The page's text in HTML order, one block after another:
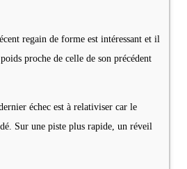
regain de forme est intéressant et il
proche de celle de son précédent
échec est à relativiser car le
Sur une piste plus rapide, un réveil